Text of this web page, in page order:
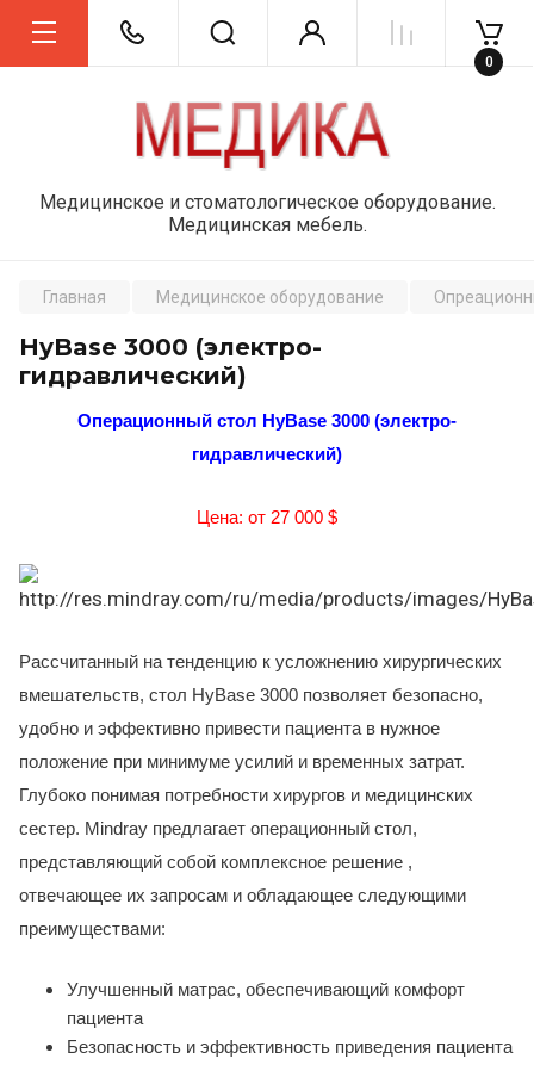
Медицинское и стоматологическое оборудование.
Медицинская мебель.
0
Главная Медицинское оборудование
HyBase 3000 (электро-
гидравлический)
Операционный стол HyBase 3000 (электро-
гидравлический)
Цена: от 27 000 $
Рассчитанный на тенденцию к усложнению хирургических
вмешательств, стол HyBase 3000 позволяет безопасно,
удобно и эффективно привести пациента в нужное
положение при минимуме усилий и временных затрат.
Глубоко понимая потребности хирургов и медицинских
сестер. Mindray предлагает операционный стол,
представляющий собой комплексное решение ,
отвечающее их запросам и обладающее следующими
преимуществами:
Улучшенный матрас, обеспечивающий комфорт
пациента
Безопасность и эффективность приведения пациента